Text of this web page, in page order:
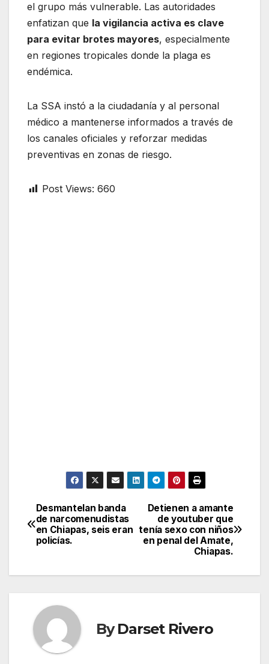
el grupo más vulnerable. Las autoridades
enfatizan que la vigilancia activa es clave
para evitar brotes mayores, especialmente
en regiones tropicales donde la plaga es
endémica.
La SSA instó a la ciudadanía y al personal
médico a mantenerse informados a través de
los canales oficiales y reforzar medidas
preventivas en zonas de riesgo.
Post Views: 660
Post
navigation
Detienen a amante
de youtuber que
tenía sexo con niños
en penal del Amate,
Chiapas.
Desmantelan banda
de narcomenudistas
en Chiapas, seis eran
policías.
ByDarset Rivero